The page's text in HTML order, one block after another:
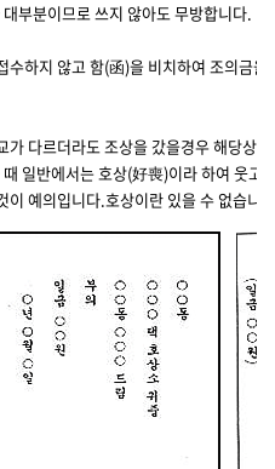
부분이므로 쓰지 않아도 무방합니다.
수하지 않고 함(函)을 비치하여 조의금을
가 다르더라도 조상을 갔을경우 해당상
일반에서는 호상(好喪)이라 하여 웃고
이 예의입니다.호상이란 있을 수 없습니